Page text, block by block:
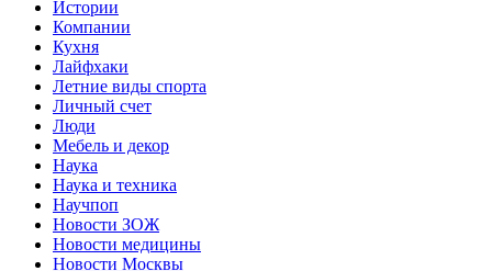
Истории
Компании
Кухня
Лайфхаки
Летние виды спорта
Личный счет
Люди
Мебель и декор
Наука
Наука и техника
Научпоп
Новости ЗОЖ
Новости медицины
Новости Москвы